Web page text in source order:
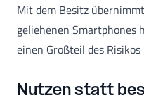
Mit dem Besitz
geliehenen Smartphones
einen Großteil des Risikos
Nutzen statt